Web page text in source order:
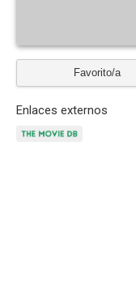
Favorito/a
Enlaces externos